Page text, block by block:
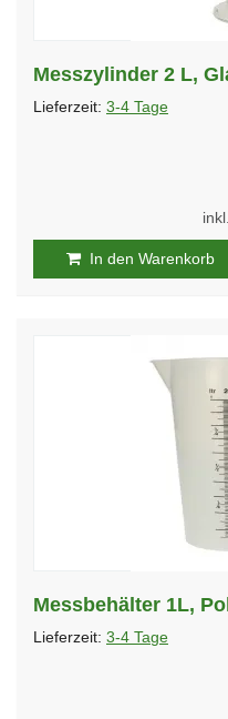
Messzylinder 2 L,
Lieferzeit: 3-4 Tage
In den Warenkorb
Messbehälter 1L,
Lieferzeit: 3-4 Tage